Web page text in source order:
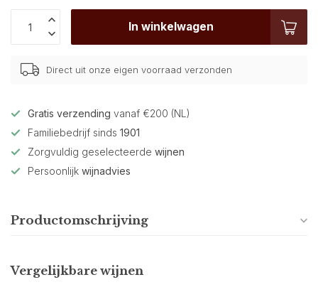
In winkelwagen
Direct uit onze eigen voorraad verzonden
Gratis verzending vanaf €200 (NL)
Familiebedrijf sinds 1901
Zorgvuldig geselecteerde wijnen
Persoonlijk wijnadvies
Productomschrijving
Vergelijkbare wijnen